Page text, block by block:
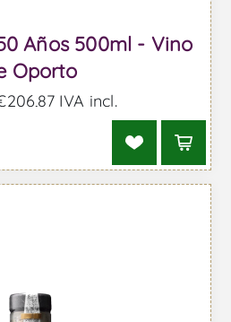
Años 500ml - Vino
Oporto
IVA incl.